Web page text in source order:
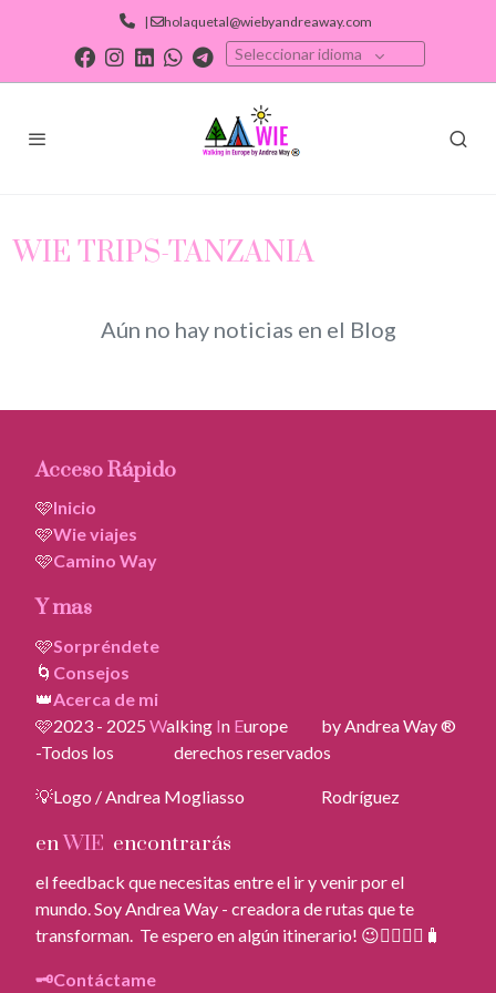
| holaquetal@wiebyandreaway.com
Seleccionar idioma
WIE TRIPS-TANZANIA
Aún no hay noticias en el Blog
Acceso Rápido
🩷Inicio
🩷Wie viajes
🩷Camino Way
Y mas
🩷Sorpréndete
🌀 Consejos
👑Acerca de mi
🩷2023 - 2025 Walking In Europe by Andrea Way ®
-Todos los derechos reservados
💡Logo / Andrea Mogliasso Rodríguez
enWIE encontrarás
el feedback que necesitas entre el ir y venir por el
mundo. Soy Andrea Way - creadora de rutas que te
transforman. Te espero en algún itinerario! 😉🚶‍♀️🚶‍♂️🧳
🗝️Contáctame